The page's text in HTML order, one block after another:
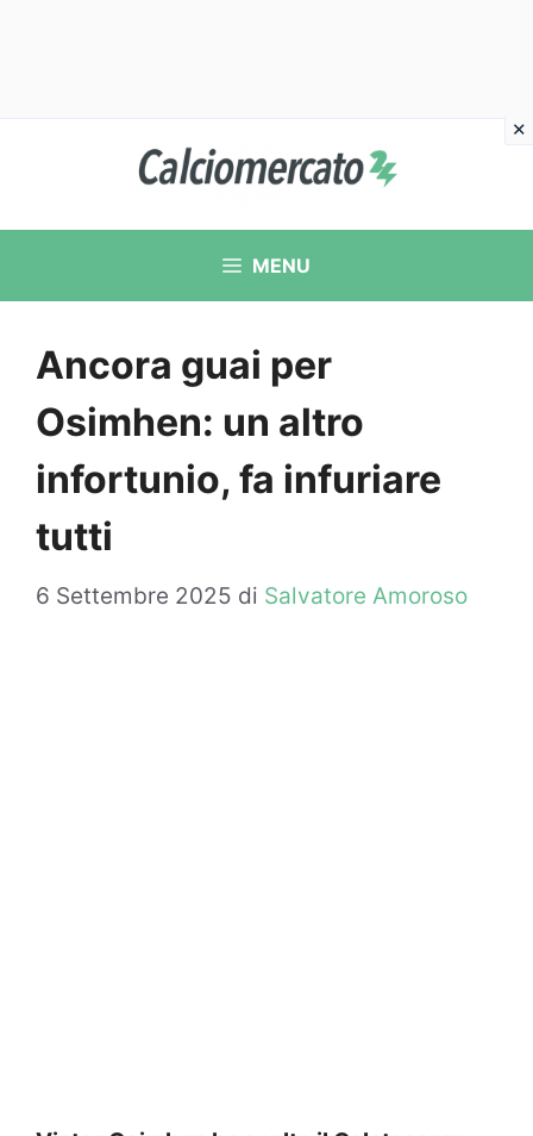
contenuto
MENU
Ancora guai per
Osimhen: un altro
infortunio, fa infuriare
tutti
6 Settembre 2025 di Salvatore Amoroso